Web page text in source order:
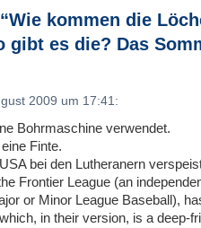
kommen die
gibt es die? Das
2009 um 17:41:
Bohrmaschine verwendet.
Finte.
bei den Lutheranern
Frontier League (an
or Minor League Baseball),
in their version, is a deep-